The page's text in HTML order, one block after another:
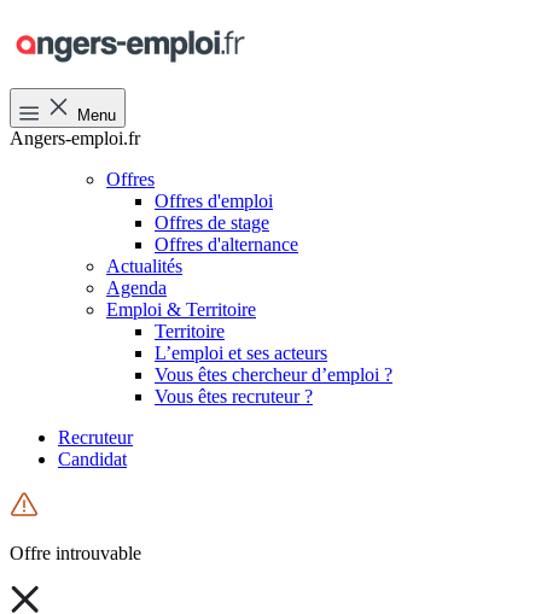
Menu
Angers-emploi.fr
Offres
Offres d'emploi
Offres de stage
Offres d'alternance
Actualités
Agenda
Emploi & Territoire
Territoire
L’emploi et ses acteurs
Vous êtes chercheur d’emploi ?
Vous êtes recruteur ?
Recruteur
Candidat
Offre introuvable